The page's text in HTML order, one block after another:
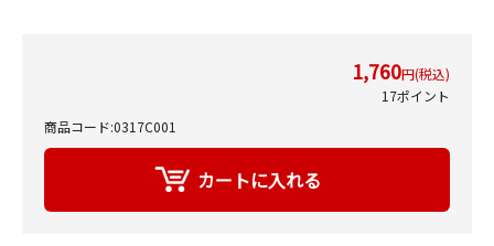
1,760円(税込)
17ポイント
商品コード:0317C001